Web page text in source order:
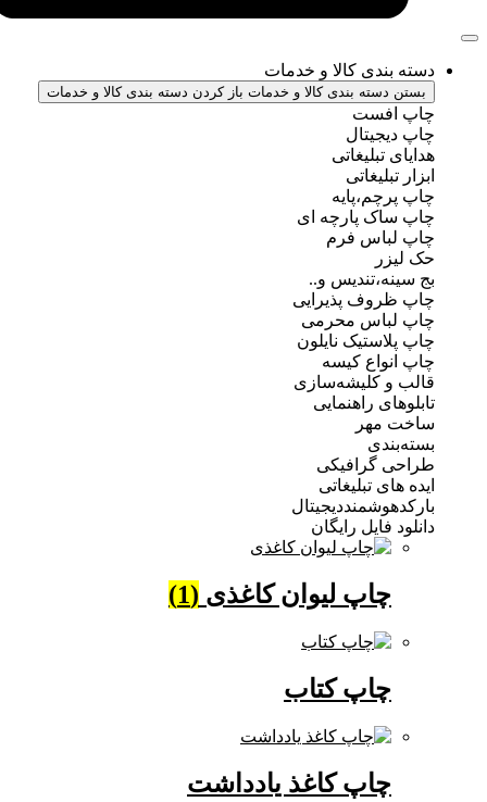
کالا و خدمات
بندی کالا و خدمات باز کردن دسته بندی کالا و خدمات
پارچه ای
فرم
و..
پذیرایی
محرمی
نایلون
کیسه
کلیشه‌سازی
راهنمایی
گرافیکی
تبلیغاتی
فایل رایگان
چاپ لیوان کاغذی(1)
چاپ کتاب
چاپ کاغذ یادداشت